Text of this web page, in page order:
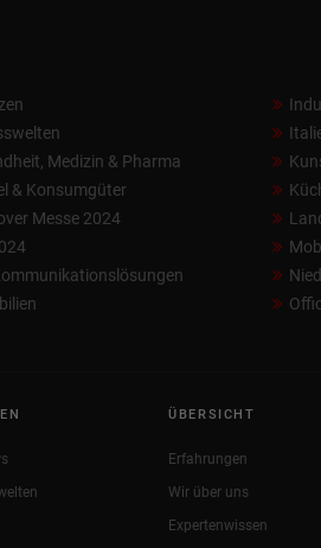
Medizin & Pharma
& Konsumgüter
Messe 2024
ÜBERSICHT
Erfahrungen
Wir über uns
Expertenwissen